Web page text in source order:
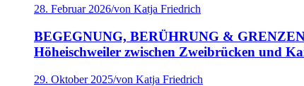
28. Februar 2026/von Katja Friedrich
BEGEGNUNG, BERÜHRUNG &
Höheischweiler zwischen Zweibrücken und
29. Oktober 2025/von Katja Friedrich